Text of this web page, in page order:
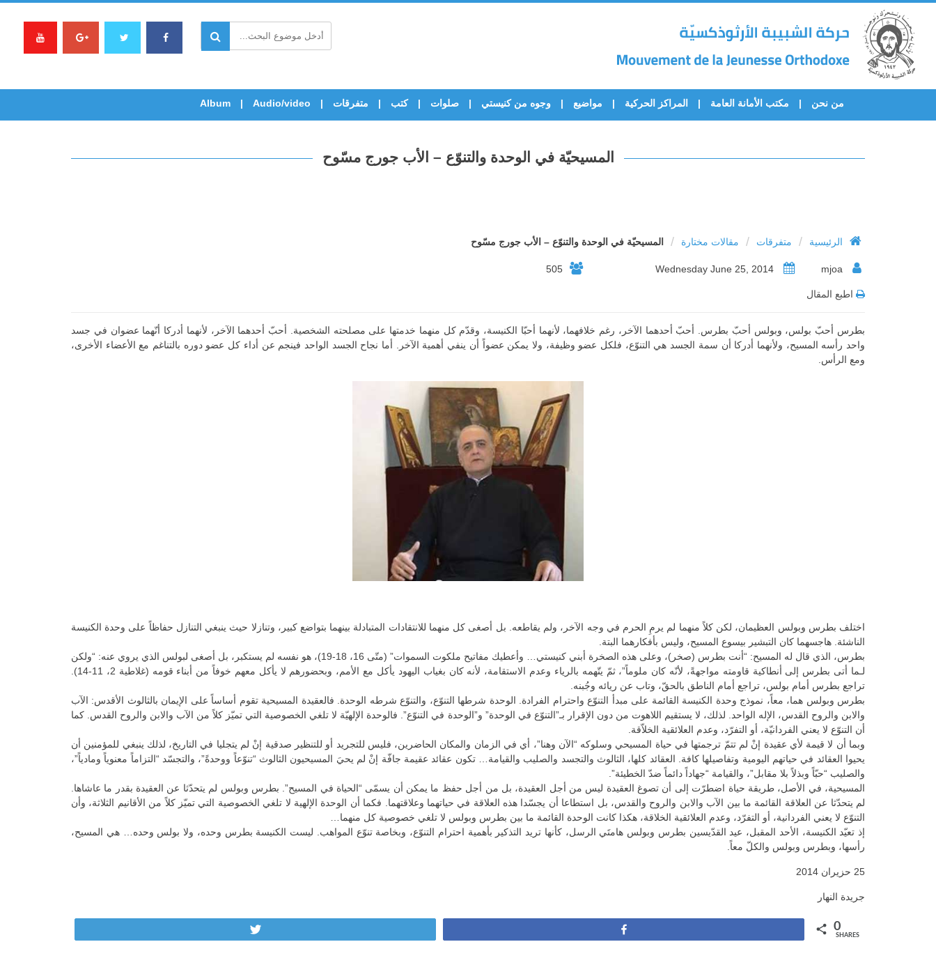
من نحن مكتب الأمانة العامة المراكز الحركية مواضيع وجوه من كنيستي صلوات كتب متفرقات Audio/video
Album
المسيحيّة في الوحدة والتنوّع – الأب جورج مسّوح
الرئيسية / متفرقات / مقالات مختارة / المسيحيّة في الوحدة والتنوّع – الأب جورج مسّوح
505
اطبع المقال
بطرس أحبّ بولس، وبولس أحبّ بطرس. أحبّ أحدهما الآخر، رغم خلافهما، لأنهما أحبّا الكنيسة، وقدّم كل منهما خدمتها على مصلحته الشخصية. أحبّ أحدهما الآخر، لأنهما أدركا أنّهما عضوان في جسد
واحد رأسه المسيح، ولأنهما أدركا أن سمة الجسد هي التنوّع، فلكل عضو وظيفة، ولا يمكن عضواً أن ينفي أهمية الآخر. أما نجاح الجسد الواحد فينجم عن أداء كل عضو دوره بالتناغم مع الأعضاء الأخرى،
ومع الرأس.
اختلف بطرس وبولس العظيمان، لكن كلاً منهما لم يرمِ الحرم في وجه الآخر، ولم يقاطعه. بل أصغى كل منهما للانتقادات المتبادلة بينهما بتواضع كبير، وتنازلا حيث ينبغي التنازل حفاظاً على وحدة الكنيسة
الناشئة. هاجسهما كان التبشير بيسوع المسيح، وليس بأفكارهما البتة.
بطرس، الذي قال له المسيح: “أنت بطرس (صخر)، وعلى هذه الصخرة أبني كنيستي… وأعطيك مفاتيح ملكوت السموات” (متّى 16، 18-19)، هو نفسه لم يستكبر، بل أصغى لبولس الذي يروي عنه: “ولكن
لـما أتى بطرس إلى أنطاكية قاومته مواجهةً، لأنّه كان ملوماً”، ثمّ يتّهمه بالرياء وعدم الاستقامة، لأنه كان بغياب اليهود يأكل مع الأمم، وبحضورهم لا يأكل معهم خوفاً من أبناء قومه (غلاطية 2، 11-14).
تراجع بطرس أمام بولس، تراجع أمام الناطق بالحقّ، وتاب عن ريائه وجُبنه.
بطرس وبولس هما، معاً، نموذج وحدة الكنيسة القائمة على مبدأ التنوّع واحترام الفرادة. الوحدة شرطها التنوّع، والتنوّع شرطه الوحدة. فالعقيدة المسيحية تقوم أساساً على الإيمان بالثالوث الأقدس: الآب
والابن والروح القدس، الإله الواحد. لذلك، لا يستقيم اللاهوت من دون الإقرار بـ”التنوّع في الوحدة” و”الوحدة في التنوّع”. فالوحدة الإلهيّة لا تلغي الخصوصية التي تميّز كلاً من الآب والابن والروح القدس. كما
أن التنوّع لا يعني الفردانيّة، أو التفرّد، وعدم العلائقية الخلاّقة.
وبما أن لا قيمة لأي عقيدة إنْ لم تتمّ ترجمتها في حياة المسيحي وسلوكه “الآن وهنا”، أي في الزمان والمكان الحاضرين، فليس للتجريد أو للتنظير صدقية إنْ لم يتجليا في التاريخ، لذلك ينبغي للمؤمنين أن
يحيوا العقائد في حياتهم اليومية وتفاصيلها كافة. العقائد كلها، الثالوث والتجسد والصليب والقيامة… تكون عقائد عقيمة جافّة إنْ لم يحيَ المسيحيون الثالوث “تنوّعاً ووحدةً”، والتجسّد “التزاماً معنوياً ومادياً”،
والصليب “حبّاً وبذلاً بلا مقابل”، والقيامة “جهاداً دائماً ضدّ الخطيئة”.
المسيحية، في الأصل، طريقة حياة اضطرّت إلى أن تصوغ العقيدة ليس من أجل العقيدة، بل من أجل حفظ ما يمكن أن يسمّى “الحياة في المسيح”. بطرس وبولس لم يتحدّثا عن العقيدة بقدر ما عاشاها.
لم يتحدّثا عن العلاقة القائمة ما بين الآب والابن والروح والقدس، بل استطاعا أن يجسّدا هذه العلاقة في حياتهما وعلاقتهما. فكما أن الوحدة الإلهية لا تلغي الخصوصية التي تميّز كلاً من الأقانيم الثلاثة، وأن
التنوّع لا يعني الفردانية، أو التفرّد، وعدم العلائقية الخلاقة، هكذا كانت الوحدة القائمة ما بين بطرس وبولس لا تلغي خصوصية كل منهما…
إذ تعيّد الكنيسة، الأحد المقبل، عيد القدّيسين بطرس وبولس هامتَي الرسل، كأنها تريد التذكير بأهمية احترام التنوّع، وبخاصة تنوّع المواهب. ليست الكنيسة بطرس وحده، ولا بولس وحده… هي المسيح،
رأسها، وبطرس وبولس والكلّ معاً.
25 حزيران 2014
جريدة النهار
0
SHARES